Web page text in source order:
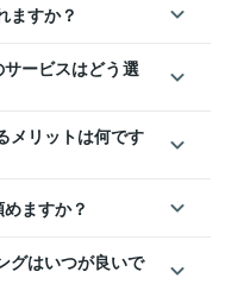
ますか？
ービスはどう選
メリットは何です
ますか？
グはいつが良いで